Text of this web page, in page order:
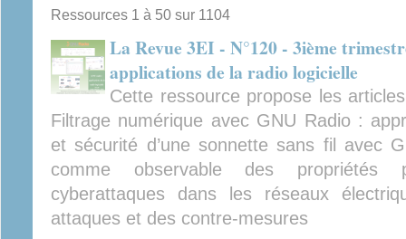
Ressources 1 à 50 sur 1104
La Revue 3EI - N°120 - 3ième
applications de la radio logicielle
Cette ressource propose les
Filtrage numérique avec GNU Radio :
et sécurité d’une sonnette sans fil avec
comme observable des propriétés
cyberattaques dans les réseaux
attaques et des contre-mesures